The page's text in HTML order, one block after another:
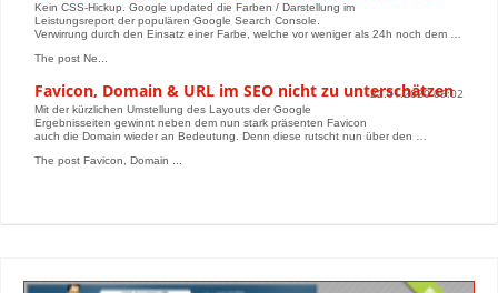
Kein CSS-Hickup. Google updated die Farben / Darstellung im
Leistungsreport der populären Google Search Console.
Verwirrung durch den Einsatz einer Farbe, welche vor weniger als 24h noch dem …
The post Ne...
Favicon, Domain & URL im SEO nicht zu unterschätzen
22.01.2020 09:02
Mit der kürzlichen Umstellung des Layouts der Google
Ergebnisseiten gewinnt neben dem nun stark präsenten Favicon
auch die Domain wieder an Bedeutung. Denn diese rutscht nun über den …
The post Favicon, Domain ...